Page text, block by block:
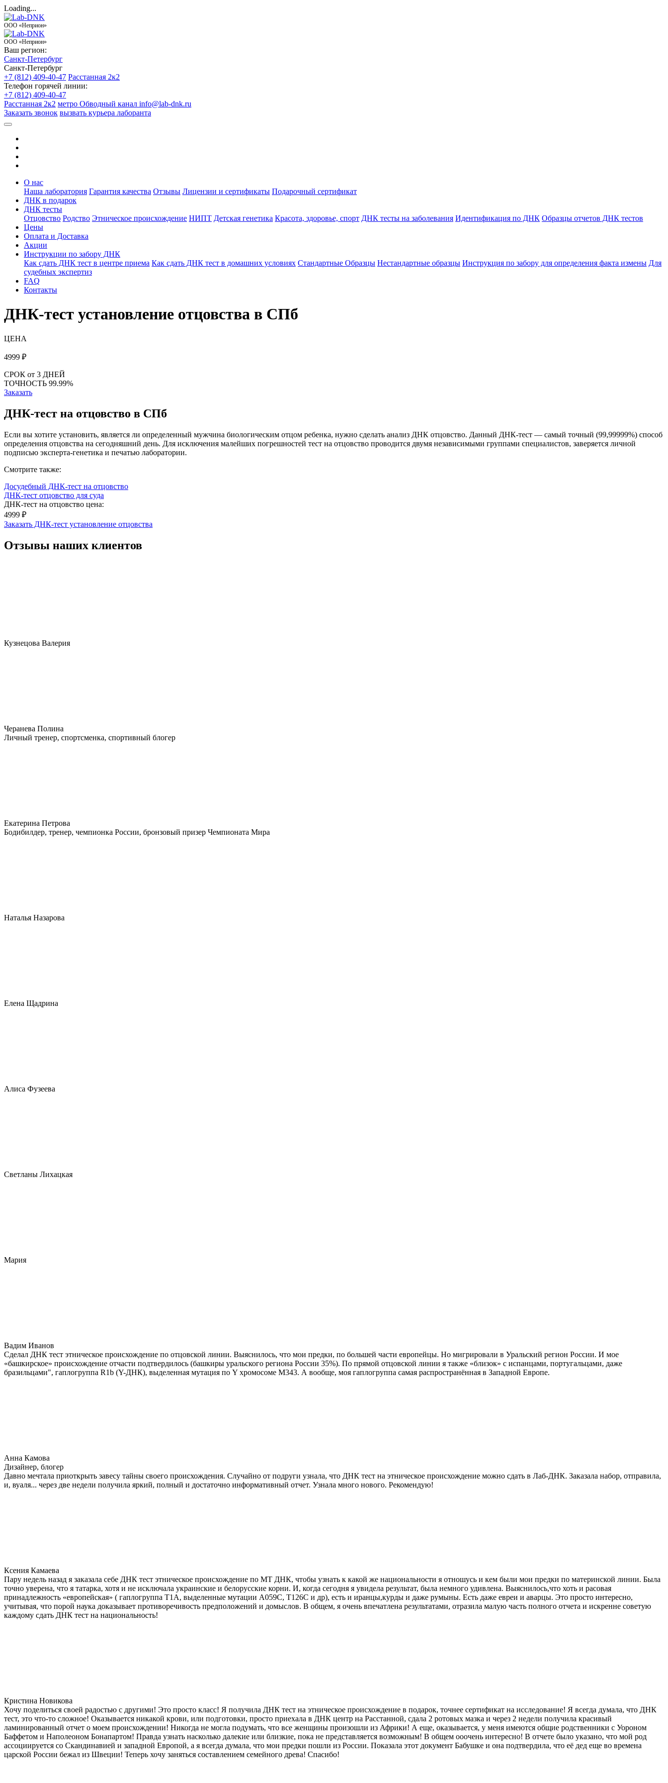
Loading...
ООО «Неприон»
ООО «Неприон»
Ваш регион:
Санкт-Петербург
Санкт-Петербург
+7 (812) 409-40-47 Расстанная 2к2
Телефон горячей линии:
+7 (812) 409-40-47
Расстанная 2к2 метро Обводный канал info@lab-dnk.ru
Заказать звонок вызвать курьера лаборанта
О нас
Наша лаборатория Гарантия качества Отзывы Лицензии и сертификаты Подарочный сертификат
ДНК в подарок
ДНК тесты
Отцовство Родство Этническое происхождение НИПТ Детская генетика Красота, здоровье, спорт ДНК тесты на заболевания Идентификация по ДНК Образцы отчетов ДНК тестов
Цены
Оплата и Доставка
Акции
Инструкции по забору ДНК
Как сдать ДНК тест в центре приема Как сдать ДНК тест в домашних условиях Стандартные Образцы Нестандартные образцы Инструкция по забору для определения факта измены Для
судебных экспертиз
FAQ
Контакты
ДНК-тест установление отцовства в СПб
ЦЕНА
4999 ₽
СРОК от 3 ДНЕЙ
ТОЧНОСТЬ 99.99%
Заказать
ДНК-тест на отцовство в СПб
Если вы хотите установить, является ли определенный мужчина биологическим отцом ребенка, нужно сделать анализ ДНК отцовство. Данный ДНК-тест — самый точный (99,99999%) способ
определения отцовства на сегодняшний день. Для исключения малейших погрешностей тест на отцовство проводится двумя независимыми группами специалистов, заверяется личной
подписью эксперта-генетика и печатью лаборатории.
Смотрите также:
Досудебный ДНК-тест на отцовство
ДНК-тест отцовство для суда
ДНК-тест на отцовство цена:
4999 ₽
Заказать ДНК-тест установление отцовства
Отзывы наших клиентов
Кузнецова Валерия
Черанева Полина
Личный тренер, спортсменка, спортивный блогер
Екатерина Петрова
Бодибилдер, тренер, чемпионка России, бронзовый призер Чемпионата Мира
Наталья Назарова
Елена Щадрина
Алиса Фузеева
Светланы Лихацкая
Мария
Вадим Иванов
Сделал ДНК тест этническое происхождение по отцовской линии. Выяснилось, что мои предки, по большей части европейцы. Но мигрировали в Уральский регион России. И мое
«башкирское» происхождение отчасти подтвердилось (башкиры уральского региона России 35%). По прямой отцовской линии я также «близок» с испанцами, португальцами, даже
бразильцами", гаплогруппа R1b (Y-ДНК), выделенная мутация по Y хромосоме М343. А вообще, моя гаплогруппа самая распространённая в Западной Европе.
Анна Камова
Дизайнер, блогер
Давно мечтала приоткрыть завесу тайны своего происхождения. Случайно от подруги узнала, что ДНК тест на этническое происхождение можно сдать в Лаб-ДНК. Заказала набор, отправила,
и, вуаля... через две недели получила яркий, полный и достаточно информативный отчет. Узнала много нового. Рекомендую!
Ксения Камаева
Пару недель назад я заказала себе ДНК тест этническое происхождение по МТ ДНК, чтобы узнать к какой же национальности я отношусь и кем были мои предки по материнской линии. Была
точно уверена, что я татарка, хотя и не исключала украинские и белорусские корни. И, когда сегодня я увидела результат, была немного удивлена. Выяснилось,что хоть и расовая
принадлежность «европейская» ( гаплогруппа T1A, выделенные мутации A059C, T126C и др), есть и иранцы,курды и даже румыны. Есть даже евреи и аварцы. Это просто интересно,
учитывая, что порой наука доказывает противоречивость предположений и домыслов. В общем, я очень впечатлена результатами, отразила малую часть полного отчета и искренне советую
каждому сдать ДНК тест на национальность!
Кристина Новикова
Хочу поделиться своей радостью с другими! Это просто класс! Я получила ДНК тест на этническое происхождение в подарок, точнее сертификат на исследование! Я всегда думала, что ДНК
тест, это что-то сложное! Оказывается никакой крови, или подготовки, просто приехала в ДНК центр на Расстанной, сдала 2 ротовых мазка и через 2 недели получила красивый
ламинированный отчет о моем происхождении! Никогда не могла подумать, что все женщины произошли из Африки! А еще, оказывается, у меня имеются общие родственники с Уороном
Баффетом и Наполеоном Бонапартом! Правда узнать насколько далекие или близкие, пока не представляется возможным! В общем ооочень интересно! В отчете было указано, что мой род
ассоциируется со Скандинавией и западной Европой, а я всегда думала, что мои предки пошли из России. Показала этот документ Бабушке и она подтвердила, что её дед еще во времена
царской России бежал из Швеции! Теперь хочу заняться составлением семейного древа! Спасибо!